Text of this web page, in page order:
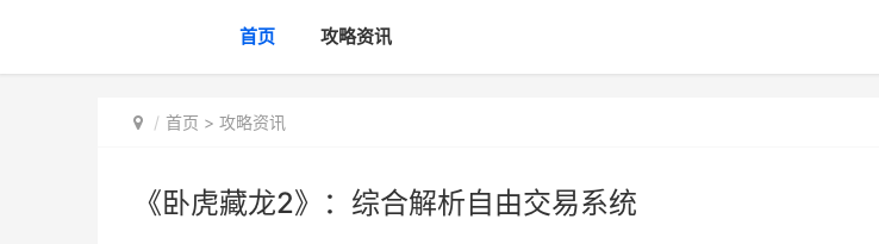
首页 攻略资讯
首页 > 攻略资讯
《卧虎藏龙2》：综合解析自由交易系统